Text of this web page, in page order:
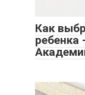
Как
ребенка